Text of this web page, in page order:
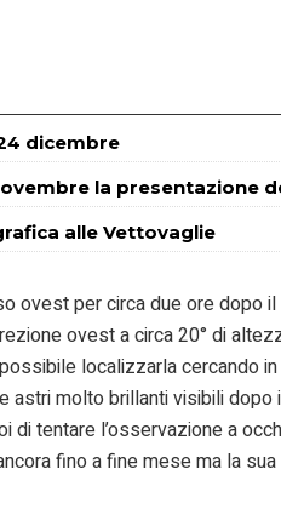
dicembre
la presentazione
alle Vettovaglie
ovest per circa due ore dopo il
ovest a circa 20° di
localizzarla cercando
astri molto brillanti visibili dopo
di tentare l’osservazione a
fino a fine mese ma la